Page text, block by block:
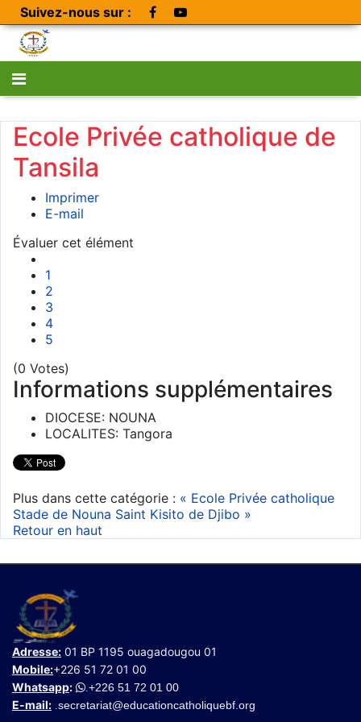
Suivez-nous sur :
Ecole Privée catholique de
Tansila
Imprimer
E-mail
Évaluer cet élément
1
2
3
4
5
(0 Votes)
Informations supplémentaires
DIOCESE: NOUNA
LOCALITES: Tangora
Plus dans cette catégorie : « Ecole Privée catholique
Stade de Nouna Saint Kisito de Djibo »
Retour en haut
Adresse: 01 BP 1195 ouagadougou 01
Mobile:+226 51 72 01 00
Whatsapp: +226 51 72 01 00
E-mail: secretariat@educationcatholiquebf.org